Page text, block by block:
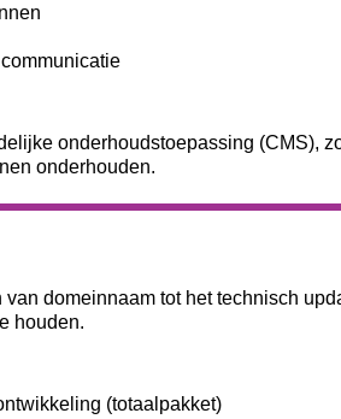
onderhoudstoepassing (CMS),
onderhouden.
domeinnaam tot het technisch
houden.
(totaalpakket)